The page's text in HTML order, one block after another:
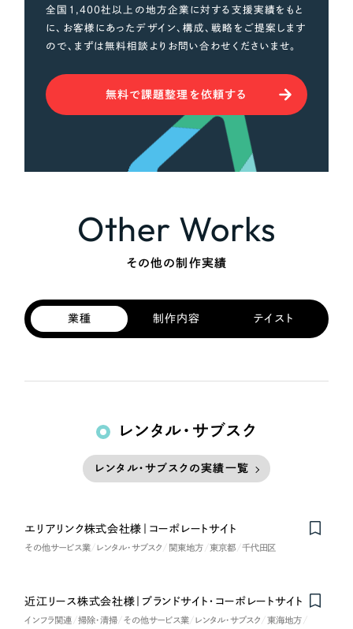
全国1,400社以上の地方企業に対する支援実績をもと
に、お客様にあったデザイン、構成、戦略をご提案します
ので、まずは無料相談よりお問い合わせくださいませ。
無料で課題整理を依頼する
Other Works
その他の制作実績
業種 制作内容 テイスト
レンタル・サブスク
レンタル・サブスクの実績一覧
エリアリンク株式会社様｜コーポレートサイト
その他サービス業 レンタル・サブスク 関東地方 東京都 千代田区
Nominee
近江リース株式会社様｜ブランドサイト・コーポレートサイト
インフラ関連 掃除・清掃 その他サービス業 レンタル・サブスク
東海地方